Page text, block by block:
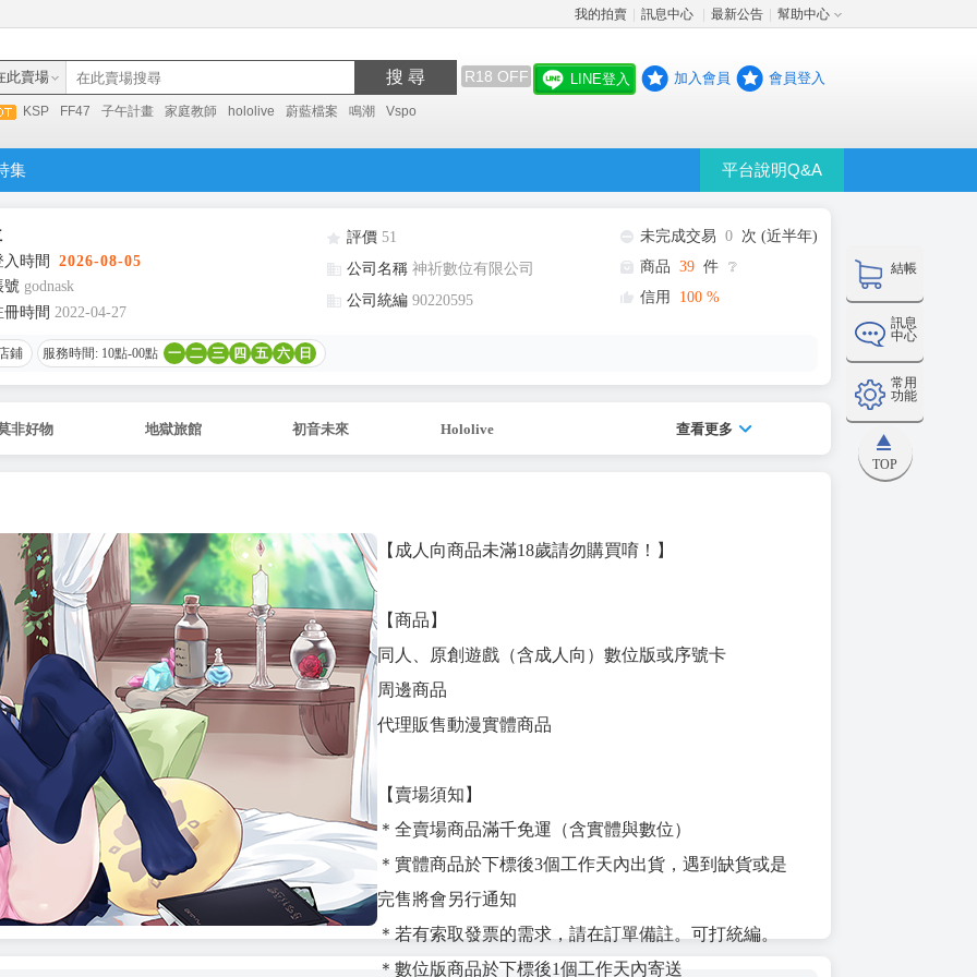
我的拍賣 訊息中心 最新公告 幫助中心
此賣場 搜 尋 R18 OFF
KSP FF47 子午計畫 家庭教師 hololive 蔚藍檔案 鳴潮 Vspo
LINE登入 加入會員 會員登入
集 平台說明Q&A
結帳
訊息
中心
常用
功能
TOP
時間
2026-08-05
號 godnask
時間 2022-04-27
評價 51
公司名稱 神祈數位有限公司
公司統編 90220595
未完成交易 0 次 (近半年)
商品 39 件 ❔
信用
100 %
鋪 服務時間: 10點-00點 一 二 三 四 五 六 日
非好物 地獄旅館 初音未來 Hololive 查看更多
【成人向商品未滿18歲請勿購買唷！】
【商品】
同人、原創遊戲（含成人向）數位版或序號卡
周邊商品
代理販售動漫實體商品
【賣場須知】
＊全賣場商品滿千免運（含實體與數位）
＊實體商品於下標後3個工作天內出貨，遇到缺貨或是
完售將會另行通知
＊若有索取發票的需求，請在訂單備註。可打統編。
＊數位版商品於下標後1個工作天內寄送